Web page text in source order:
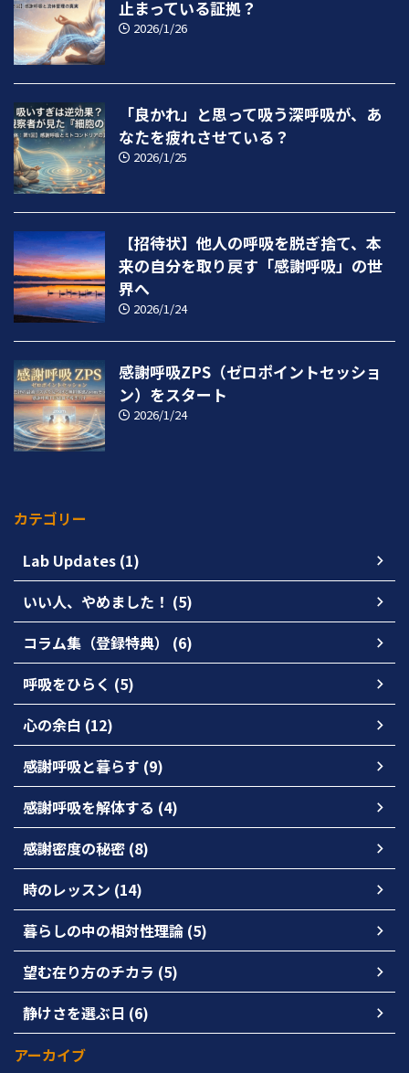
止まっている証拠？
2026/1/26
「良かれ」と思って吸う深呼吸が、あ
なたを疲れさせている？
2026/1/25
【招待状】他人の呼吸を脱ぎ捨て、本
来の自分を取り戻す「感謝呼吸」の世
界へ
2026/1/24
感謝呼吸ZPS（ゼロポイントセッショ
ン）をスタート
2026/1/24
カテゴリー
Lab Updates (1)
いい人、やめました！ (5)
コラム集（登録特典） (6)
呼吸をひらく (5)
心の余白 (12)
感謝呼吸と暮らす (9)
感謝呼吸を解体する (4)
感謝密度の秘密 (8)
時のレッスン (14)
暮らしの中の相対性理論 (5)
望む在り方のチカラ (5)
静けさを選ぶ日 (6)
アーカイブ